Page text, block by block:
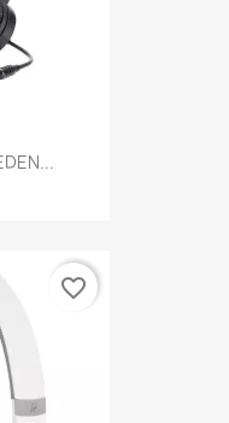
favorite_border